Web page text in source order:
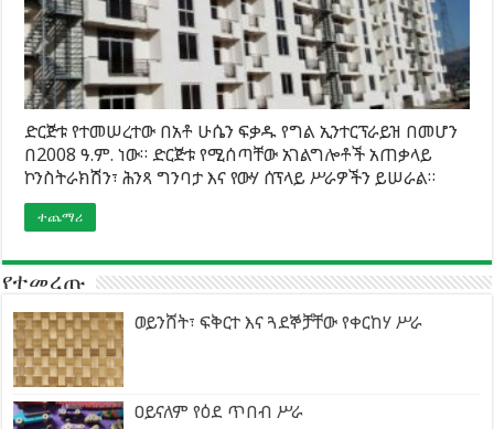
ድርጅቱ የተመሠረተው በአቶ ሁሴን ፍቃዱ የግል ኢንተርፕራይዝ በመሆን
በ2008 ዓ.ም. ነው። ድርጅቱ የሚሰጣቸው አገልግሎቶች አጠቃላይ
ኮንስትራክሽን፣ ሕንጻ ግንባታ እና የውሃ ሰፕላይ ሥራዎችን ይሠራል።
ተጨማሪ
የተመረጡ
ወይንሸት፣ ፍቅርተ እና ጓደኞቻቸው የቀርከሃ ሥራ
ዐይናለም የዕደ ጥበብ ሥራ